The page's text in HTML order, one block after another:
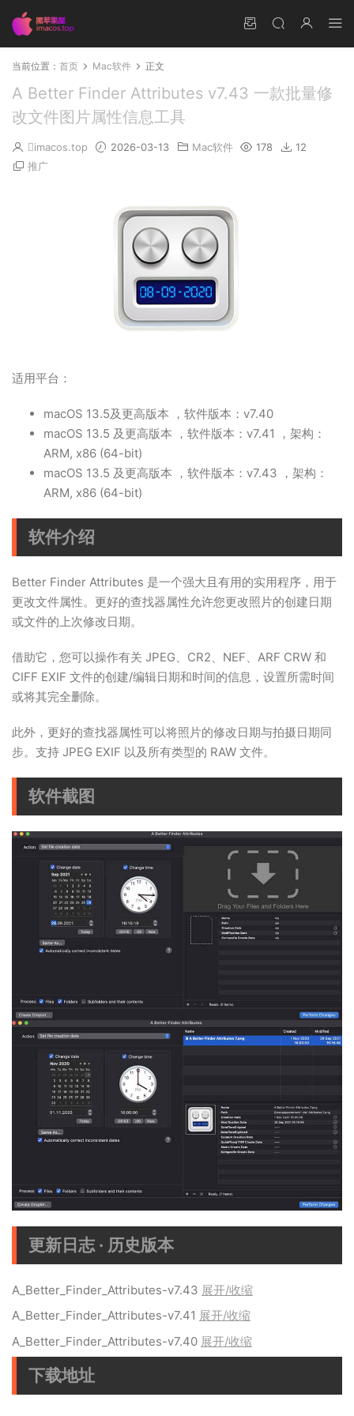
当前位置： 首页 Mac软件 正文
A Better Finder Attributes v7.43 一款批量修
改文件图片属性信息工具
imacos.top 2026-03-13 Mac软件 178
12
推广
适用平台：
macOS 13.5及更高版本 ，软件版本：v7.40
macOS 13.5 及更高版本 ，软件版本：v7.41 ，架构：
ARM, x86 (64-bit)
macOS 13.5 及更高版本 ，软件版本：v7.43 ，架构：
ARM, x86 (64-bit)
软件介绍
Better Finder Attributes 是一个强大且有用的实用程序，用于
更改文件属性。更好的查找器属性允许您更改照片的创建日期
或文件的上次修改日期。
借助它，您可以操作有关 JPEG、CR2、NEF、ARF CRW 和
CIFF EXIF 文件的创建/编辑日期和时间的信息，设置所需时间
或将其完全删除。
此外，更好的查找器属性可以将照片的修改日期与拍摄日期同
步。支持 JPEG EXIF 以及所有类型的 RAW 文件。
软件截图
更新日志 · 历史版本
A_Better_Finder_Attributes-v7.43 展开/收缩
A_Better_Finder_Attributes-v7.41 展开/收缩
A_Better_Finder_Attributes-v7.40 展开/收缩
下载地址